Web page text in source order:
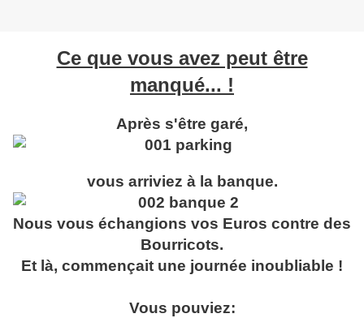
Ce que vous avez peut être
manqué... !
Après s'être garé,
vous arriviez à la banque.
Nous vous échangions vos Euros contre des
Bourricots.
Et là, commençait une journée inoubliable !
Vous pouviez: